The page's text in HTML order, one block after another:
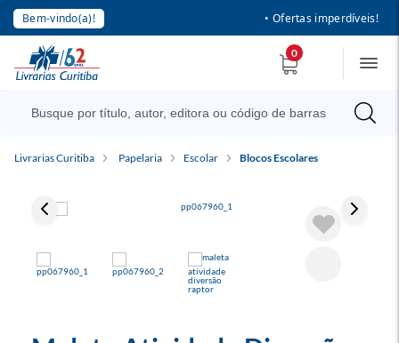
Bem-vindo(a)! • Ofertas imperdíveis!
0
Livrarias Curitiba Papelaria Escolar Blocos Escolares